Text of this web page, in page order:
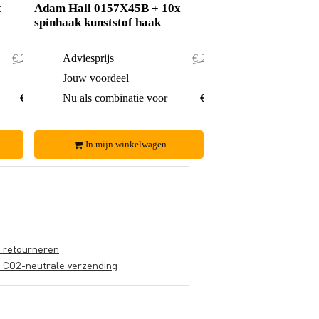
€ 254,50
€ 252,-
Adam Hall 0157X45B + 10x
spinhaak kunststof haak
Adviesprijs
€ 250,80
Jouw voordeel
Nu als combinatie voor
€ 249,-
In mijn winkelwagen
retourneren
CO2-neutrale verzending